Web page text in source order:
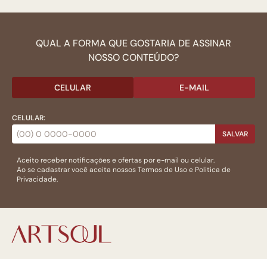
QUAL A FORMA QUE GOSTARIA DE ASSINAR
NOSSO CONTEÚDO?
CELULAR E-MAIL
CELULAR:
SALVAR
Aceito receber notificações e ofertas por e-mail ou celular.
Ao se cadastrar você aceita nossosTermos de Usoe Politica de
Privacidade.